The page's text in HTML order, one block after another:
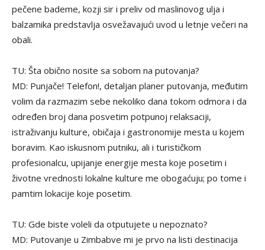
pečene bademe, kozji sir i preliv od maslinovog ulja i
balzamika predstavlja osvežavajući uvod u letnje večeri na
obali.
TU: Šta obično nosite sa sobom na putovanja?
MD: Punjače! Telefon!, detaljan planer putovanja, međutim
volim da razmazim sebe nekoliko dana tokom odmora i da
određen broj dana posvetim potpunoj relaksaciji,
istraživanju kulture, običaja i gastronomije mesta u kojem
boravim. Kao iskusnom putniku, ali i turističkom
profesionalcu, upijanje energije mesta koje posetim i
životne vrednosti lokalne kulture me obogaćuju; po tome i
pamtim lokacije koje posetim.
TU: Gde biste voleli da otputujete u nepoznato?
MD: Putovanje u Zimbabve mi je prvo na listi destinacija